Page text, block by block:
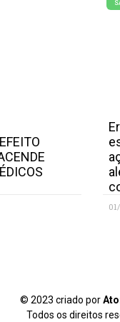
© 2023 criado por
Todos os direitos